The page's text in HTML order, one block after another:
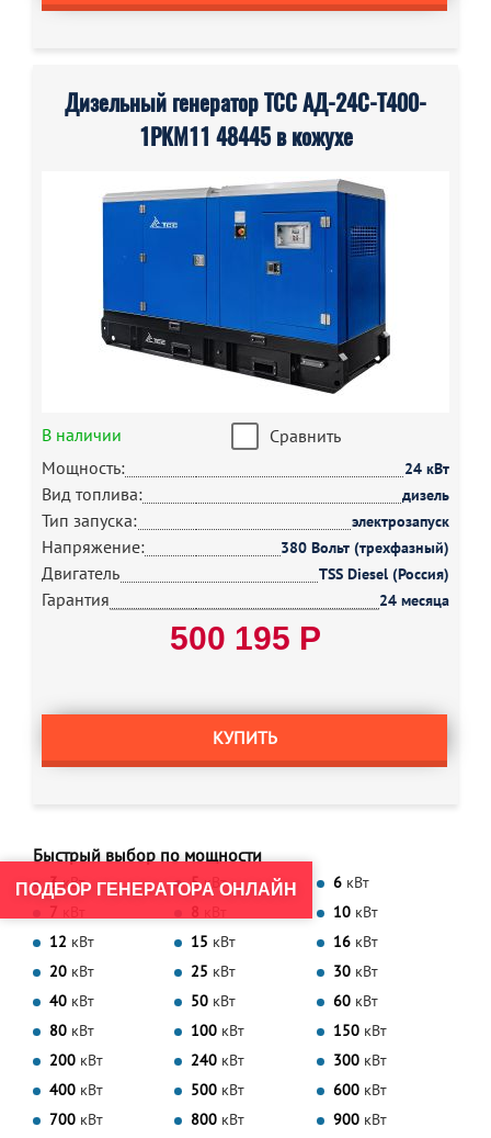
Дизельный генератор ТСС АД-24С-Т400-
1РКМ11 48445 в кожухе
В наличии
Сравнить
Мощность:
24 кВт
Вид топлива: дизель
Тип запуска: электрозапуск
Напряжение: 380 Вольт (трехфазный)
Двигатель TSS Diesel (Россия)
Гарантия 24 месяца
500 195 Р
КУПИТЬ
Быстрый выбор по мощности
3 кВт 5 кВт 6 кВт
7
8 10 кВт
12 кВт 15 кВт 16 кВт
20 кВт 25 кВт 30 кВт
40 кВт 50 кВт 60 кВт
80 кВт 100 кВт 150 кВт
200 кВт 240 кВт 300 кВт
400 кВт 500 кВт 600 кВт
700 кВт 800 кВт 900 кВт
ПОДБОР ГЕНЕРАТОРА ОНЛАЙН